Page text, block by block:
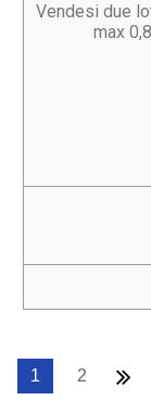
Vendesi due
max
1 2